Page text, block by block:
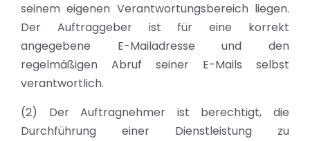
seinem eigenen Verantwortungsbereich liegen.
Der Auftraggeber ist für eine korrekt
angegebene E-Mailadresse und den
regelmäßigen Abruf seiner E-Mails selbst
verantwortlich.
(2) Der Auftragnehmer ist berechtigt, die
Durchführung einer Dienstleistung zu